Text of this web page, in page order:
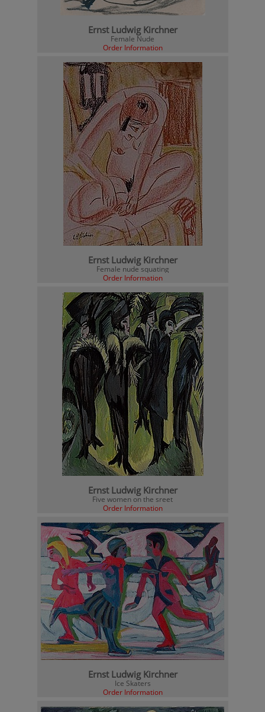
Ernst Ludwig Kirchner
Female Nude
Order Information
Ernst Ludwig Kirchner
Female nude squating
Order Information
Ernst Ludwig Kirchner
Five women on the sreet
Order Information
Ernst Ludwig Kirchner
Ice Skaters
Order Information